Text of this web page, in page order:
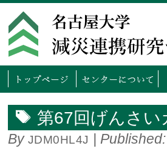
トッ
第67回げんさ
By JDM0HL4J | Published: